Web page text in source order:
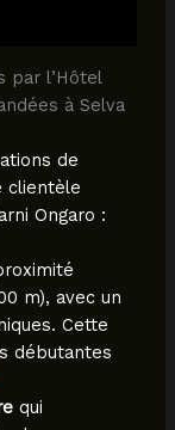
par l’Hôtel
à Selva
de
clientèle
Ongaro :
m), avec un
Cette
débutantes
qui